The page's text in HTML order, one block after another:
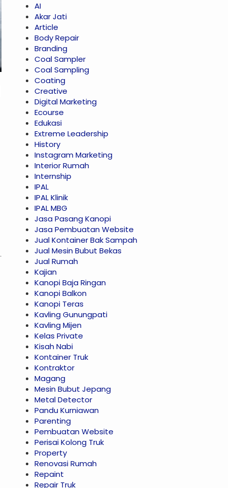
AI
Akar Jati
Article
Body Repair
Branding
Coal Sampler
Coal Sampling
Coating
Creative
Digital Marketing
Ecourse
Edukasi
Extreme Leadership
History
Instagram Marketing
Interior Rumah
Internship
IPAL
IPAL Klinik
IPAL MBG
Jasa Pasang Kanopi
Jasa Pembuatan Website
Jual Kontainer Bak Sampah
Jual Mesin Bubut Bekas
Jual Rumah
Kajian
Kanopi Baja Ringan
Kanopi Balkon
Kanopi Teras
Kavling Gunungpati
Kavling Mijen
Kelas Private
Kisah Nabi
Kontainer Truk
Kontraktor
Magang
Mesin Bubut Jepang
Metal Detector
Pandu Kurniawan
Parenting
Pembuatan Website
Perisai Kolong Truk
Property
Renovasi Rumah
Repaint
Repair Truk